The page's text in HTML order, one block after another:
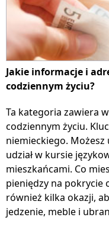
Jakie informacje i
codziennym życiu?
Ta kategoria zawiera
codziennym życiu.
niemieckiego. Możesz
udział w kursie
mieszkańcami. Co
pieniędzy na pokrycie
również kilka okazji,
jedzenie, meble i